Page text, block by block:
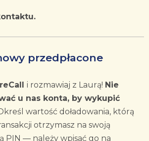
przedpłacone
i rozmawiaj z Laurą! Nie
u nas konta, by wykupić
wartość doładowania, którą
otrzymasz na swoją
PIN — należy wpisać go na